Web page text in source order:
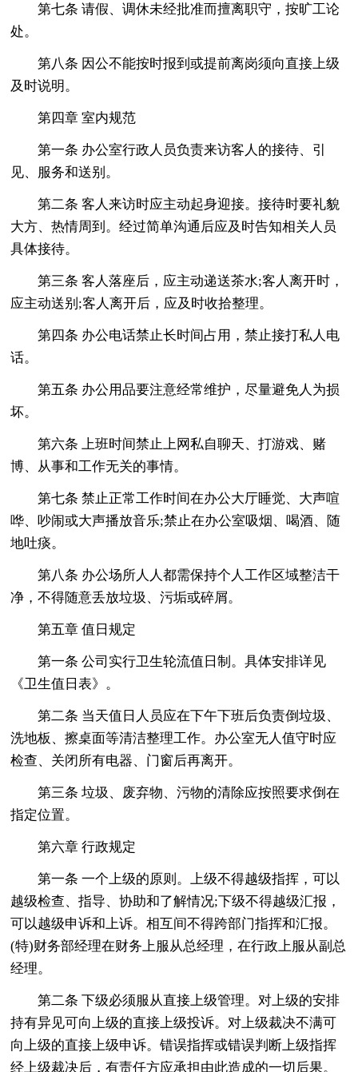
第七条 请假、调休未经批准而擅离职守，按旷工论
处。
第八条 因公不能按时报到或提前离岗须向直接上级
及时说明。
第四章 室内规范
第一条 办公室行政人员负责来访客人的接待、引
见、服务和送别。
第二条 客人来访时应主动起身迎接。接待时要礼貌
大方、热情周到。经过简单沟通后应及时告知相关人员
具体接待。
第三条 客人落座后，应主动递送茶水;客人离开时，
应主动送别;客人离开后，应及时收拾整理。
第四条 办公电话禁止长时间占用，禁止接打私人电
话。
第五条 办公用品要注意经常维护，尽量避免人为损
坏。
第六条 上班时间禁止上网私自聊天、打游戏、赌
博、从事和工作无关的事情。
第七条 禁止正常工作时间在办公大厅睡觉、大声喧
哗、吵闹或大声播放音乐;禁止在办公室吸烟、喝酒、随
地吐痰。
第八条 办公场所人人都需保持个人工作区域整洁干
净，不得随意丢放垃圾、污垢或碎屑。
第五章 值日规定
第一条 公司实行卫生轮流值日制。具体安排详见
《卫生值日表》。
第二条 当天值日人员应在下午下班后负责倒垃圾、
洗地板、擦桌面等清洁整理工作。办公室无人值守时应
检查、关闭所有电器、门窗后再离开。
第三条 垃圾、废弃物、污物的清除应按照要求倒在
指定位置。
第六章 行政规定
第一条 一个上级的原则。上级不得越级指挥，可以
越级检查、指导、协助和了解情况;下级不得越级汇报，
可以越级申诉和上诉。相互间不得跨部门指挥和汇报。
(特)财务部经理在财务上服从总经理，在行政上服从副总
经理。
第二条 下级必须服从直接上级管理。对上级的安排
持有异见可向上级的直接上级投诉。对上级裁决不满可
向上级的直接上级申诉。错误指挥或错误判断上级指挥
经上级裁决后，有责任方应承担由此造成的一切后果。